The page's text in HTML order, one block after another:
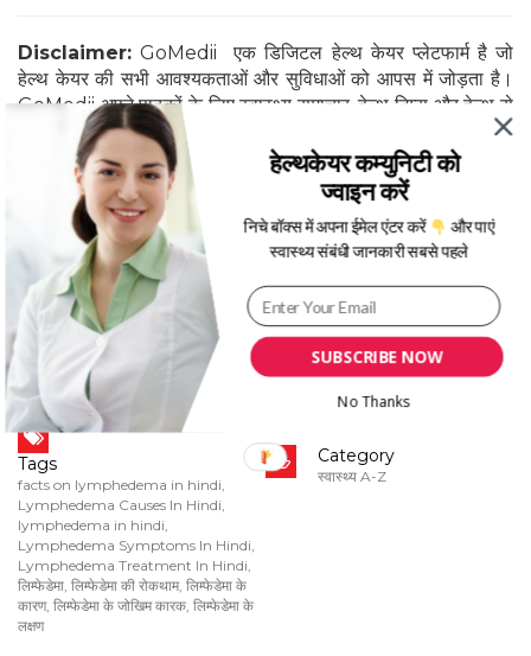
Disclaimer: GoMedii एक डिजिटल हेल्थ केयर प्लेटफार्म है जो
हेल्थ केयर की सभी आवश्यकताओं और सुविधाओं को आपस में जोड़ता है।
GoMedii अपने पाठकों के लिए स्वास्थ्य समाचार, हेल्थ टिप्स और हेल्थ से
जुडी सभी जानकारी ब्लोग्स के माध्यम से पहुंचाता है जिसको हेल्थ एक्सपर्ट्स
एवँ डॉक्टर्स से वेरिफाइड किया जाता है । GoMedii ब्लॉग में पब्लिश होने
वाली सभी सूचनाओं और तथ्यों को पूरी तरह से डॉक्टरों और स्वास्थ्य
विशेषज्ञों द्वारा जांच और सत्यापन किया जाता है, इसी प्रकार जानकारी के
स्रोत की पुष्टि भी होती है।
Tags
facts on lymphedema in hindi,
Lymphedema Causes In Hindi,
lymphedema in hindi,
Lymphedema Symptoms In Hindi,
Lymphedema Treatment In Hindi,
लिम्फेडेमा, लिम्फेडेमा की रोकथाम, लिम्फेडेमा के
कारण, लिम्फेडेमा के जोखिम कारक, लिम्फेडेमा के
लक्षण
Category
स्वास्थ्य A-Z
SUBSCRIBE NOW
हेल्थकेयर कम्युनिटी को
ज्वाइन करें
निचे बॉक्स में अपना ईमेल एंटर करें
और पाएं
स्वास्थ्य संबंधी जानकारी सबसे पहले
No Thanks